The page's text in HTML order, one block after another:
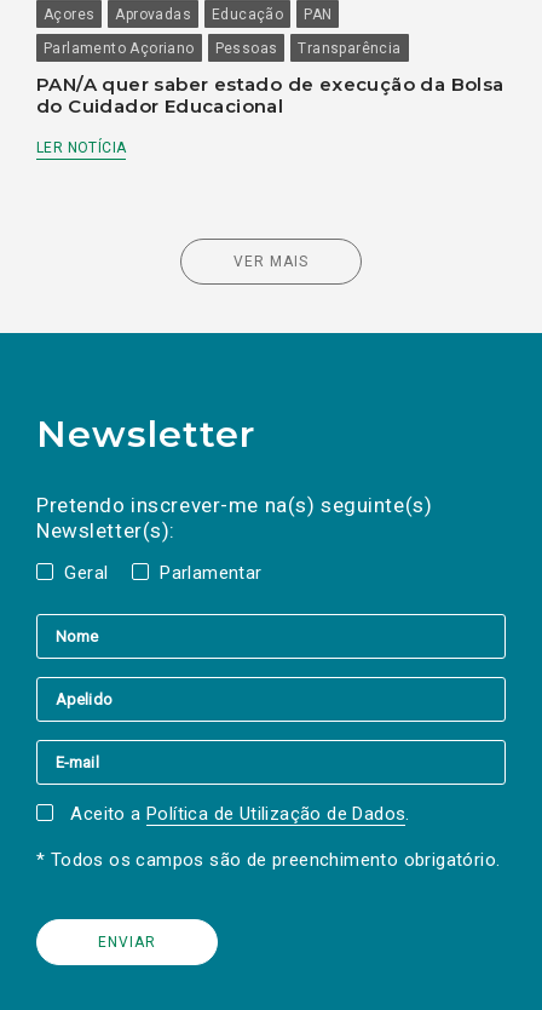
Açores Aprovadas Educação
PAN
Parlamento Açoriano
Pessoas Transparência
PAN/A quer saber estado de execução da Bolsa
do Cuidador Educacional
LER NOTÍCIA
VER MAIS
Newsletter
Pretendo inscrever-me na(s) seguinte(s)
Newsletter(s):
Geral Parlamentar
a(s) newsletter(s).
mail
Aceito a Política de Utilização de Dados.
* Todos os campos são de preenchimento obrigatório.